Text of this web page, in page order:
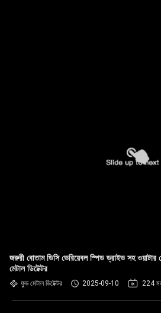
জরুরী বোতাম ডিসি ভেরিয়েবল স্পিড ড্রাইভ সহ ওয়াটার
মেটাল ডিটেক্টর
ফুড মেটাল ডিটেক্টর 2025-09-10 224